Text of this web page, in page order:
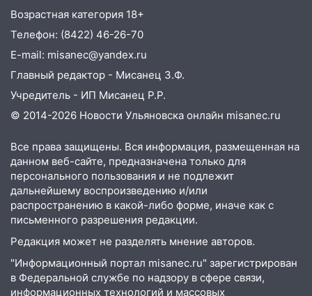
11:00 В Канадее горел жилой дом
10:18 Губернатор Ульяновской области:
уничтожено четыре беспилотника в
10:00 В Ульяновске дотла сгорел
09:39 В Ульяновске будут судить десять
наркодилеров, снабжавших две области
09:25 Вынесли приговор дебоширам,
избившим мужчину в трамвае
08:27
Ульяновская полиция получила
один из шести уникальных автомобилей
в России
Возрастная категория 18+
Телефон: (8422) 46-26-70
E-mail: misanec@yandex.ru
Главный редактор - Мисанец З.Ф.
Учредитель - ИП Мисанец Р.Р.
© 2014-2026 Новости Ульяновска онлайн misanec.ru
Все права защищены. Вся информация, размещенная на
данном веб-сайте, предназначена только для
персонального пользования и не подлежит
дальнейшему воспроизведению и/или
распространению в какой-либо форме, иначе как с
письменного разрешения редакции.
Редакция может не разделять мнение авторов.
"Информационный портал misanec.ru" зарегистрирован
в Федеральной службе по надзору в сфере связи,
информационных технологий и массовых